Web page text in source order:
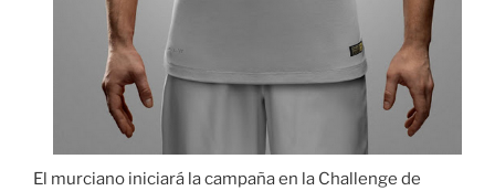
El murciano iniciará la campaña en la Challenge de